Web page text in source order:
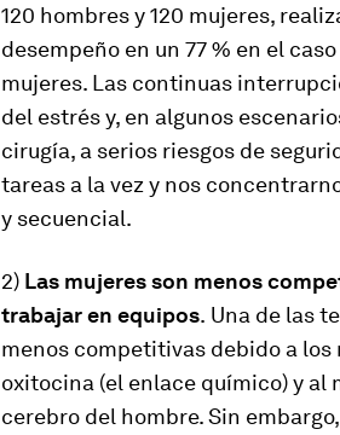
120 hombres y 120 mujeres,
desempeño en un 77 % en el
mujeres. Las continuas
del estrés y, en algunos
cirugía, a serios riesgos de
tareas a la vez y nos
y secuencial.
2) Las mujeres son menos
trabajar en equipos. Una de las
menos competitivas debido a
oxitocina (el enlace químico) y al
cerebro del hombre. Sin